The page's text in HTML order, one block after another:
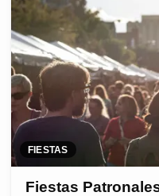
FIESTAS
Fiestas